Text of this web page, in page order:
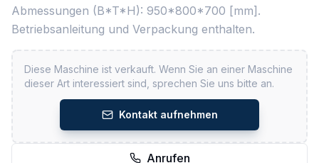
Abmessungen (B*T*H): 950*800*700 [mm].
Betriebsanleitung und Verpackung enthalten.
Diese Maschine ist verkauft. Wenn Sie an einer Maschine
dieser Art interessiert sind, sprechen Sie uns bitte an.
Kontakt aufnehmen
Anrufen